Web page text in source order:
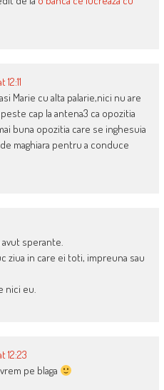
Marie cu alta palarie,nici nu are
cap la antena3 ca opozitia
buna opozitia care se inghesuia
maghiara pentru a conduce
sperante.
ziua in care ei toti, impreuna sau
nici eu.
12:23
pe blaga